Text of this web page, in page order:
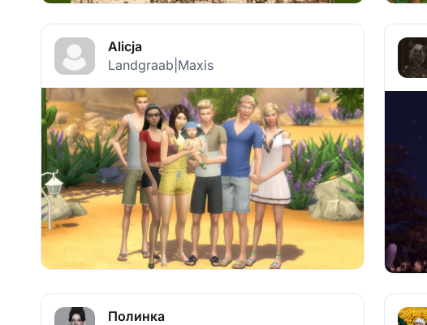
Alicja
Landgraab|Maxis
Полинка